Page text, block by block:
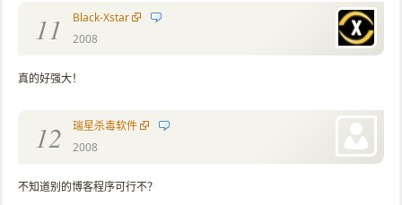
11
Black-Xstar
2008
真的好强大！
12
瑞星杀毒软件
2008
不知道别的博客程序可行不？